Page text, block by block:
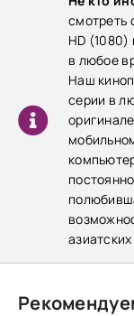
смотреть
HD
в любое
Наш
серии в